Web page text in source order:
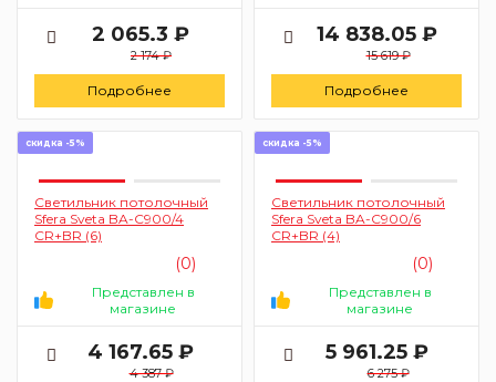
2 065.3 ₽
2 174 ₽
Подробнее
14 838.05 ₽
15 619 ₽
Подробнее
скидка -5%
Светильник потолочный
Sfera Sveta BA-C900/4
CR+BR (6)
(0)
Представлен в
магазине
4 167.65 ₽
4 387 ₽
скидка -5%
Светильник потолочный
Sfera Sveta BA-C900/6
CR+BR (4)
(0)
Представлен в
магазине
5 961.25 ₽
6 275 ₽